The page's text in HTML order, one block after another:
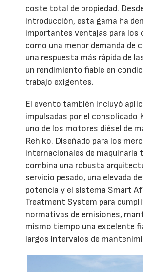
coste total de propiedad.
introducción, esta gama ha
importantes ventajas para los
como una menor demanda de
una respuesta más rápida de
un rendimiento fiable en
trabajo exigentes.
El evento también incluyó
impulsadas por el consolidado
uno de los motores diésel de
Rehlko. Diseñado para los
internacionales de maquinaria
combina una robusta
servicio pesado, una elevada
potencia y el sistema Smart
Treatment System para
normativas de emisiones,
mismo tiempo una excelente
largos intervalos de